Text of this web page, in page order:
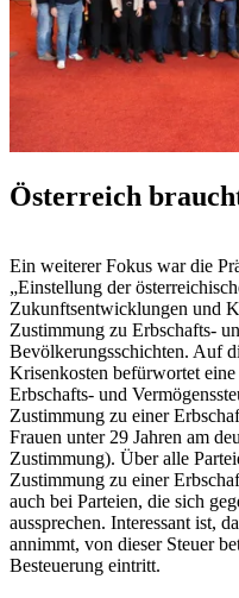
Österreich
Ein weiterer Fokus war die
„Einstellung der
Zukunftsentwicklungen und
Zustimmung zu Erbschafts-
Bevölkerungsschichten. Auf
Krisenkosten befürwortet
Erbschafts- und
Zustimmung zu einer
Frauen unter 29 Jahren am
Zustimmung). Über alle
Zustimmung zu einer
auch bei Parteien, die sich
aussprechen. Interessant ist,
annimmt, von dieser Steuer
Besteuerung eintritt.